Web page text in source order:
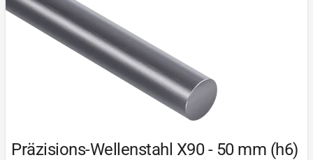
Präzisions-Wellenstahl X90 - 50 mm (h6)